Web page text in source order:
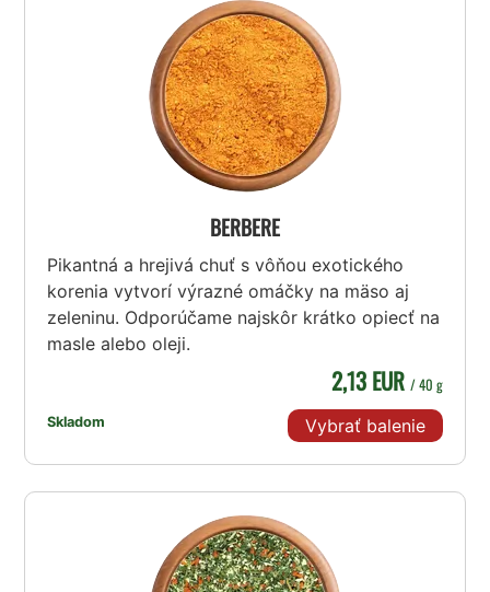
BERBERE
Pikantná a hrejivá chuť s vôňou exotického
korenia vytvorí výrazné omáčky na mäso aj
zeleninu. Odporúčame najskôr krátko opiecť na
masle alebo oleji.
Skladom
2,13 EUR / 40 g
Vybrať balenie